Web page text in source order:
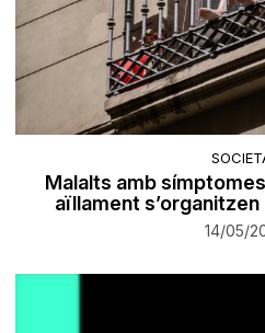
Malalts amb
aïllament
14/05/